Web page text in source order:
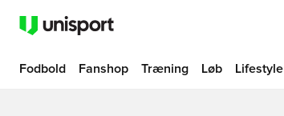
Fodbold Fanshop Træning Løb Lifestyle